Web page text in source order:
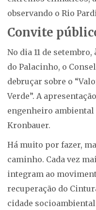
observando o Rio
Convite
No dia 11 de setembro,
do Palacinho, o
debruçar sobre o
Verde”. A
engenheiro
Kronbauer.
Há muito por fazer,
caminho. Cada vez
integram ao
recuperação do
cidade